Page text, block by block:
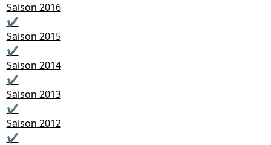
Saison 2016
✔
Saison 2015
✔
Saison 2014
✔
Saison 2013
✔
Saison 2012
✔